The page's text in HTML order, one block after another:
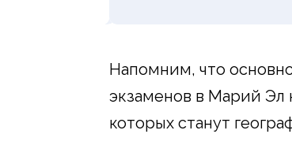
Напомним, что
экзаменов в Марий Эл
которых станут